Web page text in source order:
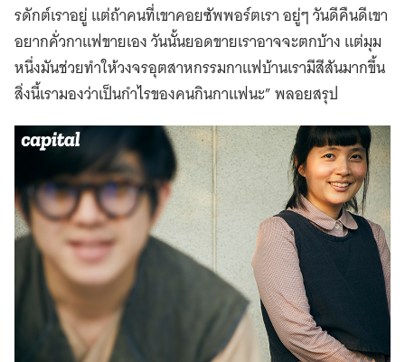
รดักต์เราอยู่ แต่ถ้าคนที่เขาคอยซัพพอร์ตเรา อยู่ๆ วันดีคืนดีเขา
อยากคั่วกาแฟขายเอง วันนั้นยอดขายเราอาจจะตกบ้าง แต่มุม
หนึ่งมันช่วยทำให้วงจรอุตสาหกรรมกาแฟบ้านเรามีสีสันมากขึ้น
สิ่งนี้เรามองว่าเป็นกำไรของคนกินกาแฟนะ” พลอยสรุป